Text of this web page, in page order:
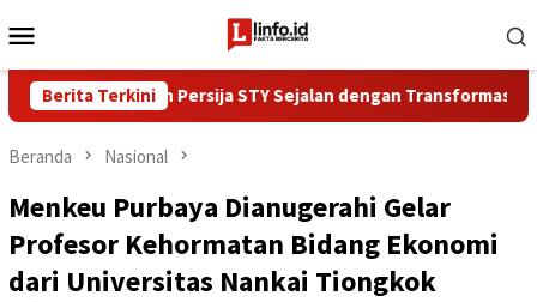
ke
Mobile
Berita Terkini
Pelatih Persija STY Sejalan dengan Transformasi Bank
Beranda Nasional
Menkeu Purbaya Dianugerahi Gelar
Profesor Kehormatan Bidang Ekonomi
dari Universitas Nankai Tiongkok